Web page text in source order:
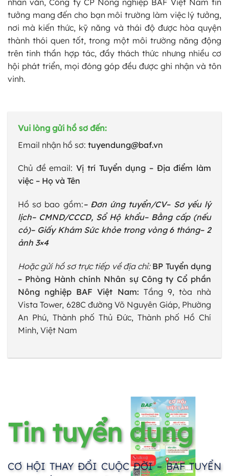
tưởng mang đến cho bạn môi trường làm việc lý tưởng,
nơi mà kiến thức, kỹ năng và thái độ được hòa quyện
thành thói quen tốt, trong một môi trường năng động
trên tinh thần hợp tác, đầy thách thức nhưng nhiều cơ
hội phát triển, mọi đóng góp đều được ghi nhận và tôn
vinh.
Vui lòng gửi hồ sơ đến:
Email nhận hồ sơ: tuyendung@baf.vn
Chủ đề email:Vị trí Tuyển dụng – Địa điểm làm
việc – Họ và Tên
Hồ sơ bao gồm:– Đơn ứng tuyển/CV– Sơ yếu lý
lịch– CMND/CCCD, Sổ Hộ khẩu– Bằng cấp (nếu
có)– Giấy Khám Sức khỏe trong vòng 6 tháng– 2
ảnh 3×4
Hoặc gửi hồ sơ trực tiếp về địa chỉ: BP Tuyển dụng
– Phòng Hành chính Nhân sự Công ty Cổ phần
Nông nghiệp BAF Việt Nam: Tầng 9, tòa nhà
Vista Tower, 628C đường Võ Nguyên Giáp, Phường
An Phú, Thành phố Thủ Đức, Thành phố Hồ Chí
Minh, Việt Nam
Tin tuyển dụng
CƠ HỘI THAY ĐỔI CUỘC ĐỜI – BAF TUYỂN